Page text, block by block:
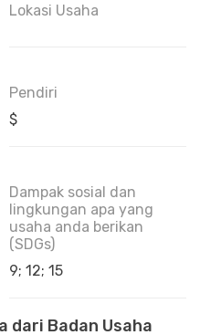
Lokasi Usaha
Pendiri
$
Dampak sosial dan
lingkungan apa yang
usaha anda berikan
(SDGs)
9; 12; 15
dari Badan Usaha